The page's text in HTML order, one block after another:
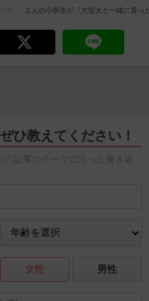
２人の小学生が『大型犬と一緒に育
ひ教えてください！
記事のテーマに沿った書き込
女性 男性